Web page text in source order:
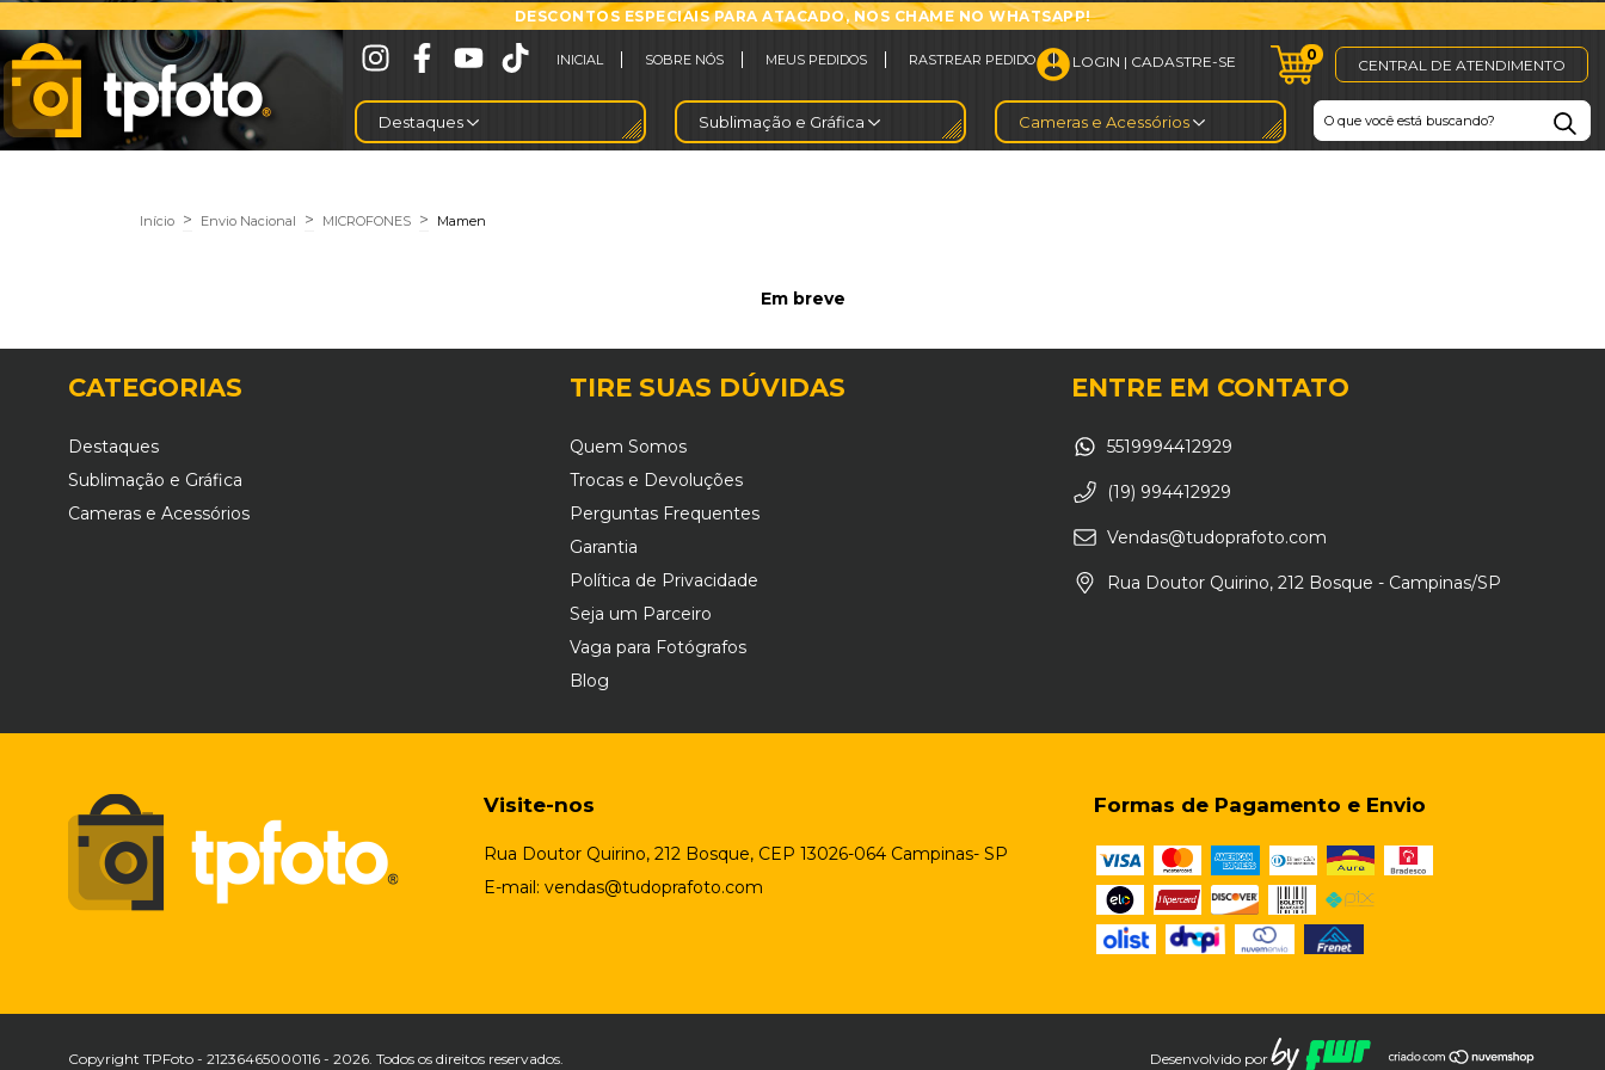
DESCONTOS ESPECIAIS PARA ATACADO, NOS CHAME NO WHATSAPP!
INICIAL SOBRE NÓS MEUS PEDIDOS RASTREAR PEDIDO 0
CENTRAL DE ATENDIMENTO
Destaques Sublimação e Gráfica Cameras e Acessórios
Início > Envio Nacional > MICROFONES > Mamen
Em breve
CATEGORIAS
Destaques
Sublimação e Gráfica
Cameras e Acessórios
TIRE SUAS DÚVIDAS
Quem Somos
Trocas e Devoluções
Perguntas Frequentes
Garantia
Política de Privacidade
Seja um Parceiro
Vaga para Fotógrafos
Blog
ENTRE EM CONTATO
5519994412929
(19) 994412929
Vendas@tudoprafoto.com
Rua Doutor Quirino, 212 Bosque - Campinas/SP
Visite-nos
Rua Doutor Quirino, 212 Bosque, CEP 13026-064 Campinas- SP
E-mail:vendas@tudoprafoto.com
Formas de Pagamento e Envio
Copyright TPFoto - 21236465000116 - 2026. Todos os direitos reservados. Desenvolvido por